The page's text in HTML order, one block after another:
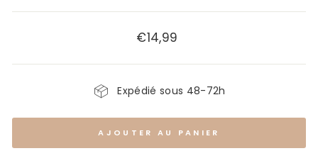
Prix
€14,99
Expédié sous 48-72h
AJOUTER AU PANIER